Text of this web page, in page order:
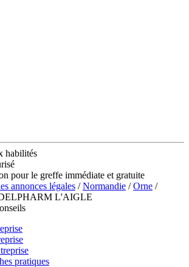
habilités
pour le greffe immédiate et gratuite
annonces légales /Normandie /Orne /
DELPHARM L'AIGLE
pratiques